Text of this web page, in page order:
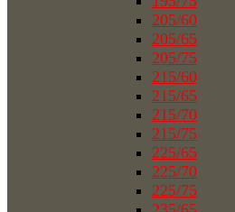
205/60
205/65
205/75
215/60
215/65
215/70
215/75
225/65
225/70
225/75